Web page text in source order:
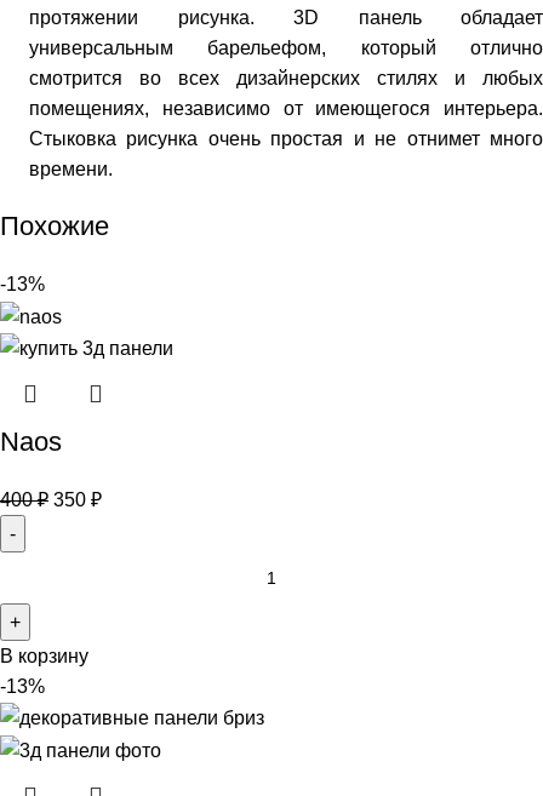
протяжении рисунка. 3D панель обладает
универсальным барельефом, который отлично
смотрится во всех дизайнерских стилях и любых
помещениях, независимо от имеющегося интерьера.
Стыковка рисунка очень простая и не отнимет много
времени.
Похожие
-13%
Naos
400₽ 350 ₽
В корзину
-13%